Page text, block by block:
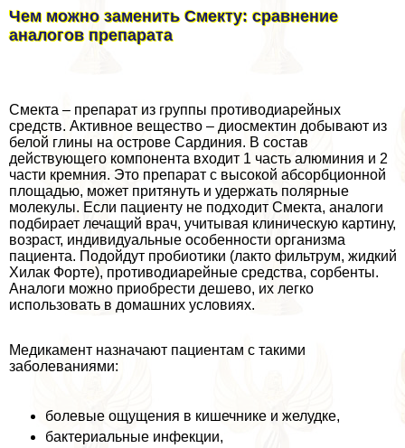
Чем можно заменить Смекту: сравнение
аналогов препарата
Смекта – препарат из группы противодиарейных
средств. Активное вещество – диосмектин добывают из
белой глины на острове Сардиния. В состав
действующего компонента входит 1 часть алюминия и 2
части кремния. Это препарат с высокой абсорбционной
площадью, может притянуть и удержать полярные
молекулы. Если пациенту не подходит Смекта, аналоги
подбирает лечащий врач, учитывая клиническую картину,
возраст, индивидуальные особенности организма
пациента. Подойдут пробиотики (лакто фильтрум, жидкий
Хилак Форте), противодиарейные средства, сорбенты.
Аналоги можно приобрести дешево, их легко
использовать в домашних условиях.
Медикамент назначают пациентам с такими
заболеваниями:
болевые ощущения в кишечнике и желудке,
бактериальные инфекции,